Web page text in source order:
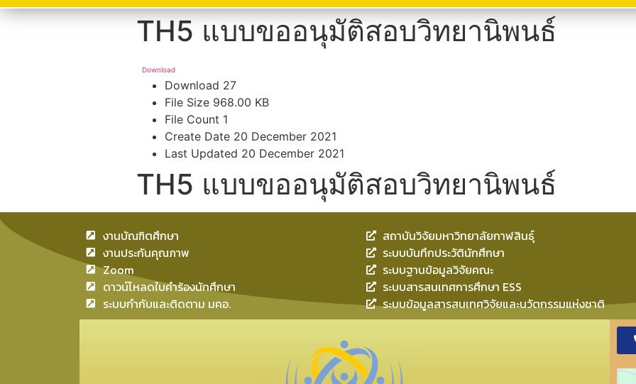
TH5 แบบขออนุมัติสอบวิทยานิพนธ์
Download
Download 27
File Size 968.00 KB
File Count 1
Create Date 20 December 2021
Last Updated 20 December 2021
TH5 แบบขออนุมัติสอบวิทยานิพนธ์
งานบัณฑิตศึกษา
งานประกันคุณภาพ
Zoom
ดาวน์โหลดใบคำร้องนักศึกษา
ระบบกำกับและติดตาม มคอ.
สถาบันวิจัยมหาวิทยาลัยกาฬสินธุ์
ระบบบันทึกประวัตินักศึกษา
ระบบฐานข้อมูลวิจัยคณะ
ระบบสารสนเทศการศึกษา ESS
ระบบข้อมูลสารสนเทศวิจัยและนวัตกรรมแห่งชาติ